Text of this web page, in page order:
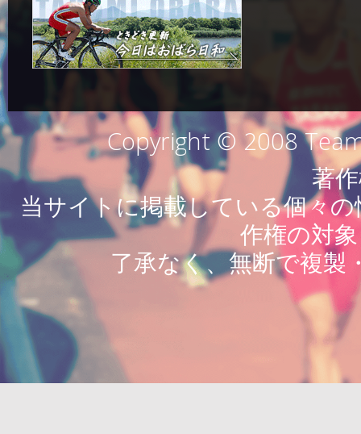
Copyright © 2008 Team
著
当サイトに掲載している個々
作権の対
了承なく、無断で複製